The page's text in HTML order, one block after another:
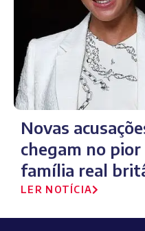
Novas
chegam no
família real
LER NOTÍCIA